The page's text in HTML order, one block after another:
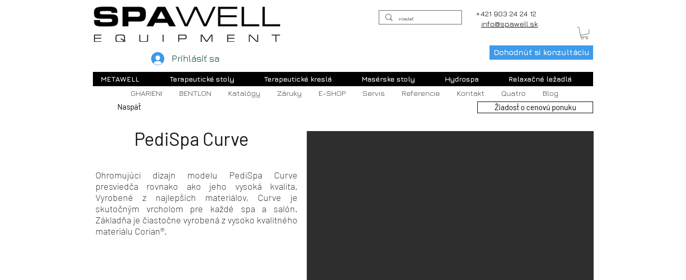
Prihlásiť sa
info@spawell.sk
+421 903 24 24 12
Dohodnúť si konzultáciu
METAWELL Terapeutické stoly Terapeutické kreslá Masérske stoly Hydrospa
Relaxačné ležadlá
GHARIENI
BENTLON Katalógy Záruky E-SHOP Servis Referencie Kontakt Quatro Blog
Naspäť Žiadosť o cenovú ponuku
PediSpa Curve
Ohromujúci dizajn modelu PediSpa Curve
presviedča rovnako ako jeho vysoká kvalita.
Vyrobené z najlepších materiálov, Curve je
skutočným vrcholom pre každé spa a salón.
Základňa je čiastočne vyrobená z vysoko kvalitného
materiálu Corian®.